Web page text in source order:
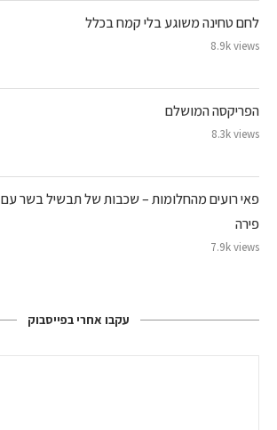
לחם טחינה משוגע בלי קמח בכלל
8.9k views
הפריקסה המושלם
8.3k views
פאי רועים מהחלומות – שכבות של תבשיל בשר עם
פירה
7.9k views
עקבו אחרי בפייסבוק